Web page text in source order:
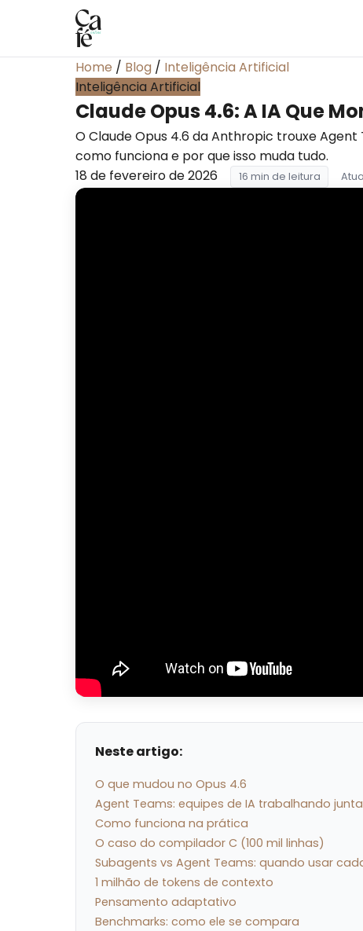
Home / Blog / Inteligência Artificial
Inteligência Artificial
Claude Opus 4.6: A IA Que
O Claude Opus 4.6 da Anthropic trouxe
como funciona e por que isso muda tudo.
18 de fevereiro de 2026
16 min de leitura
Neste artigo:
O que mudou no Opus 4.6
Agent Teams: equipes de IA trabalhando
Como funciona na prática
O caso do compilador C (100 mil linhas)
Subagents vs Agent Teams: quando usar
1 milhão de tokens de contexto
Pensamento adaptativo
Benchmarks: como ele se compara